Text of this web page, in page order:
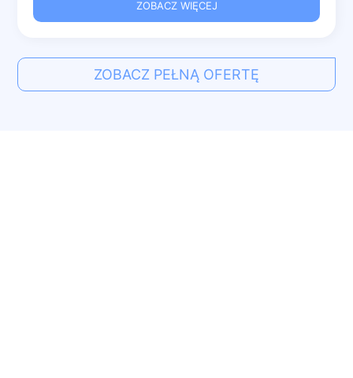
ZOBACZ WIĘCEJ
ZOBACZ PEŁNĄ OFERTĘ